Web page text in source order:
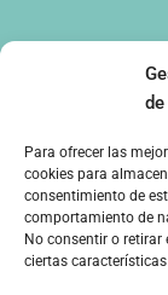
Para ofrecer las
cookies para
consentimiento de
comportamiento de
No consentir o
ciertas
C/ San
Valencia